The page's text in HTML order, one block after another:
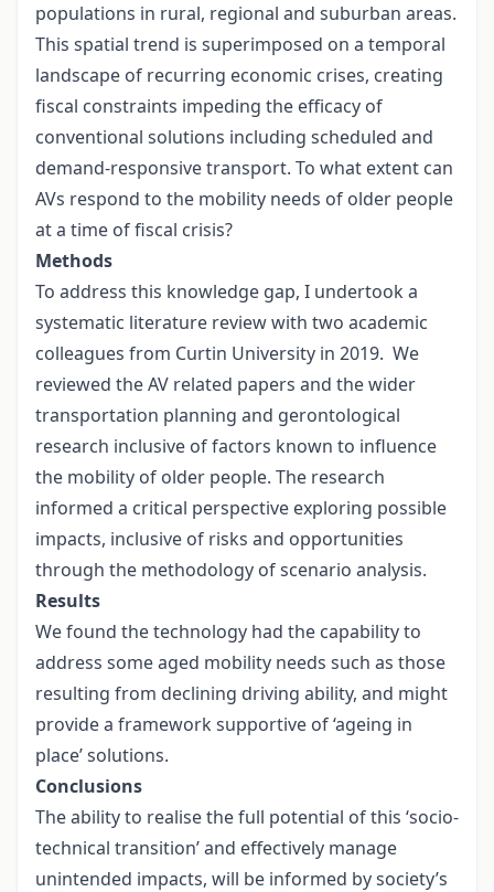
populations in rural, regional and suburban areas.
This spatial trend is superimposed on a temporal
landscape of recurring economic crises, creating
fiscal constraints impeding the efficacy of
conventional solutions including scheduled and
demand-responsive transport. To what extent can
AVs respond to the mobility needs of older people
at a time of fiscal crisis?
Methods
To address this knowledge gap, I undertook a
systematic literature review with two academic
colleagues from Curtin University in 2019. We
reviewed the AV related papers and the wider
transportation planning and gerontological
research inclusive of factors known to influence
the mobility of older people. The research
informed a critical perspective exploring possible
impacts, inclusive of risks and opportunities
through the methodology of scenario analysis.
Results
We found the technology had the capability to
address some aged mobility needs such as those
resulting from declining driving ability, and might
provide a framework supportive of ‘ageing in
place’ solutions.
Conclusions
The ability to realise the full potential of this ‘socio-
technical transition’ and effectively manage
unintended impacts, will be informed by society’s